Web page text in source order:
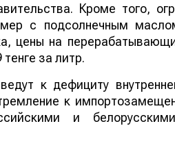
Кроме того,
с подсолнечным
цены на
за литр.
к дефициту
к
и